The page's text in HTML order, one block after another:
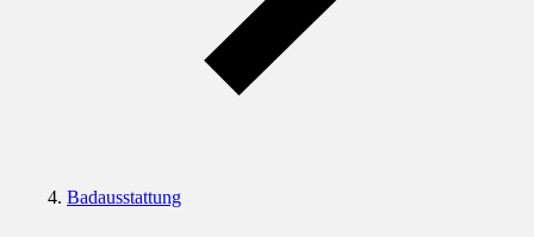
Badausstattung